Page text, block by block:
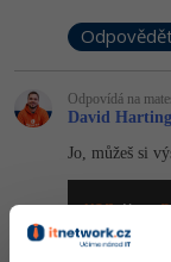
Best
MS-
SQLite
SQL
Návrh
Odpovídá na
David
Jo, můžeš si
var x =